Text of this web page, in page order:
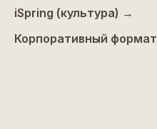
iSpring (культура) →
Корпоративный формат